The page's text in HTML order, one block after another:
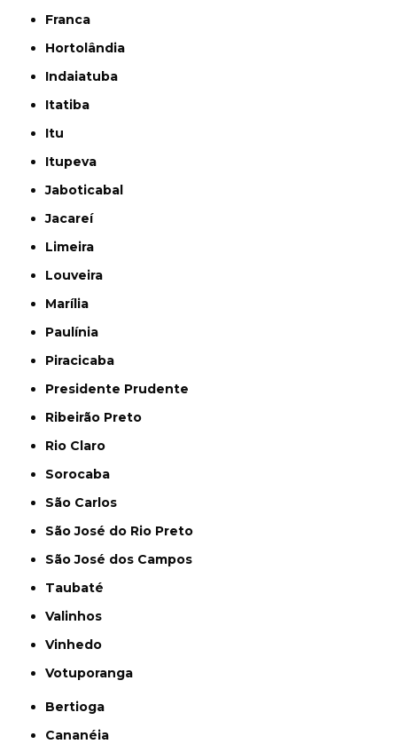
Franca
Hortolândia
Indaiatuba
Itatiba
Itu
Itupeva
Jaboticabal
Jacareí
Limeira
Louveira
Marília
Paulínia
Piracicaba
Presidente Prudente
Ribeirão Preto
Rio Claro
Sorocaba
São Carlos
São José do Rio Preto
São José dos Campos
Taubaté
Valinhos
Vinhedo
Votuporanga
Bertioga
Cananéia